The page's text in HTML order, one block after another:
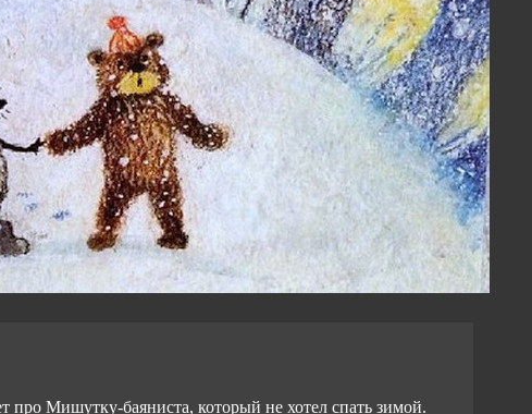
про Мишутку-баяниста, который не хотел спать зимой.